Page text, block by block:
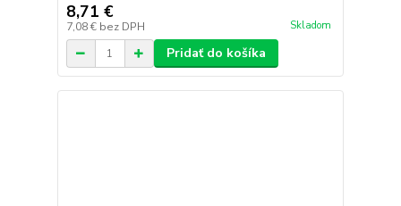
8,71 €
7,08 € bez DPH Skladom
Pridať do košíka